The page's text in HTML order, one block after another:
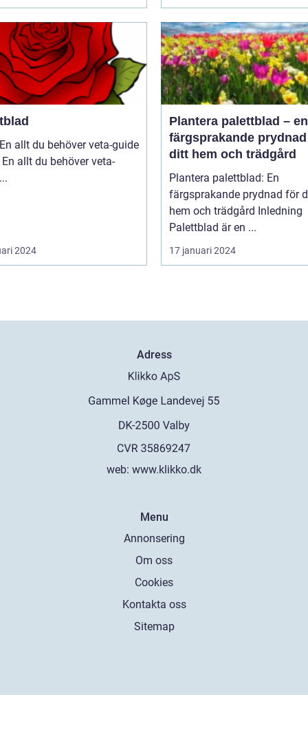
allt du behöver veta-guide
allt du behöver veta-
guide ...
2024
Plantera palettblad – en
färgsprakande
ditt hem och trädgård
Plantera palettblad: En
färgsprakande prydnad för
hem och trädgård Inledning
Palettblad är en ...
17 januari 2024
Adress
web: www.klikko.dk
Menu
Annonsering
Om oss
Cookies
Kontakta oss
Sitemap